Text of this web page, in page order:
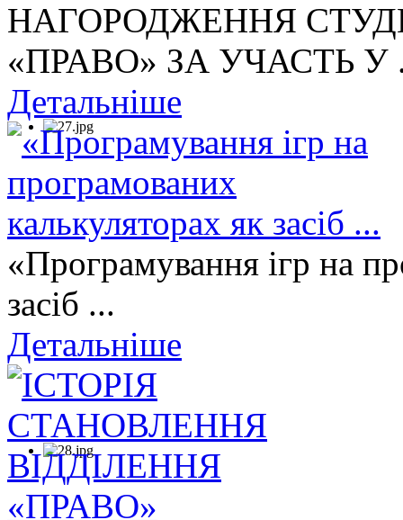
НАГОРОДЖЕННЯ
«ПРАВО» ЗА УЧАСТЬ У
Детальніше
«Програмування ігр на
засіб ...
Детальніше